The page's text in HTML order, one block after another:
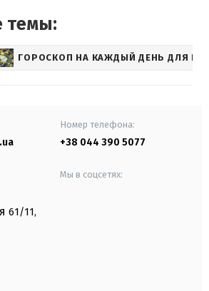
темы:
ГОРОСКОП НА КАЖДЫЙ ДЕНЬ ДЛЯ
Номер телефона:
+38 044 390 5077
61/11,
Мы в соцсетях: